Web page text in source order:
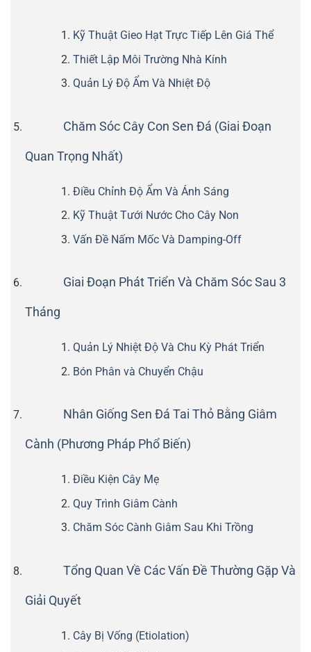
Kỹ Thuật Gieo Hạt Trực Tiếp Lên Giá Thể
Thiết Lập Môi Trường Nhà Kính
Quản Lý Độ Ẩm Và Nhiệt Độ
Chăm Sóc Cây Con Sen Đá (Giai Đoạn
Quan Trọng Nhất)
Điều Chỉnh Độ Ẩm Và Ánh Sáng
Kỹ Thuật Tưới Nước Cho Cây Non
Vấn Đề Nấm Mốc Và Damping-Off
Giai Đoạn Phát Triển Và Chăm Sóc Sau 3
Tháng
Quản Lý Nhiệt Độ Và Chu Kỳ Phát Triển
Bón Phân và Chuyển Chậu
Nhân Giống Sen Đá Tai Thỏ Bằng Giâm
Cành (Phương Pháp Phổ Biến)
Điều Kiện Cây Mẹ
Quy Trình Giâm Cành
Chăm Sóc Cành Giâm Sau Khi Trồng
Tổng Quan Về Các Vấn Đề Thường Gặp Và
Giải Quyết
Cây Bị Vống (Etiolation)